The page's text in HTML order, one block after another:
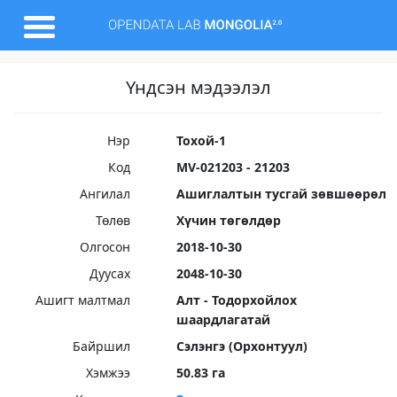
Үндсэн мэдээлэл
Нэр
Тохой-1
Код
MV-021203 - 21203
Ангилал
Ашиглалтын тусгай зөвшөөрөл
Төлөв
Хүчин төгөлдөр
Олгосон
2018-10-30
Дуусах
2048-10-30
Ашигт малтмал
Алт - Тодорхойлох
шаардлагатай
Байршил
Сэлэнгэ (Орхонтуул)
Хэмжээ
50.83 га